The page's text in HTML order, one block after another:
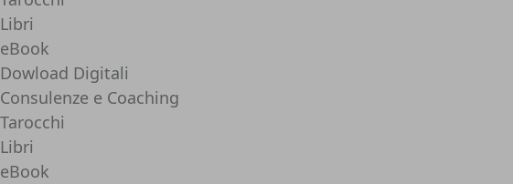
Libri
eBook
Dowload Digitali
Consulenze e Coaching
Tarocchi
Libri
eBook